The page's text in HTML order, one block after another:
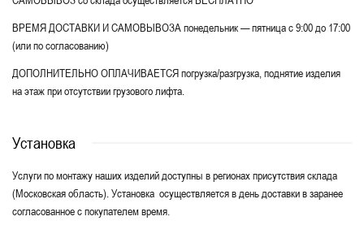
ВРЕМЯ ДОСТАВКИ И САМОВЫВОЗА понедельник — пятница с 9:00 до 17:00
(или по согласованию)
ДОПОЛНИТЕЛЬНО ОПЛАЧИВАЕТСЯ погрузка/разгрузка, поднятие изделия
на этаж при отсутствии грузового лифта.
Установка
Услуги по монтажу наших изделий доступны в регионах присутствия склада
(Московская область). Установка осуществляется в день доставки в заранее
согласованное с покупателем время.